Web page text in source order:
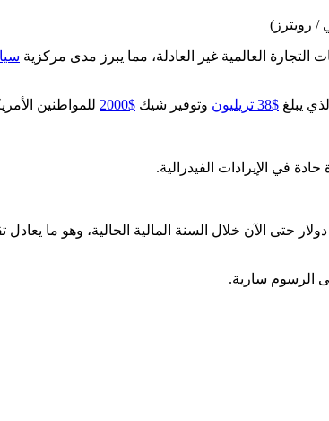
/ رويترز)
العالمية غير العادلة، مما يبرز مدى مركزية
يبلغ $38 تريليون وتوفير شيك $2000 للمواطنين
في الإيرادات الفيدرالية.
30.4 مليار دولار من الرسوم في يناير – بزيادة قدرها 275% عن العام السابق – و124 مليار دولار حتى الآن
الرسوم سارية.